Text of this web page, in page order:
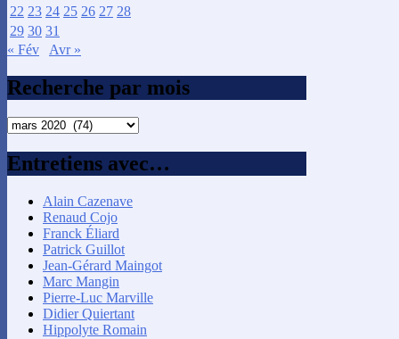
22 23 24 25 26 27 28
29 30 31
« Fév
Avr »
Recherche par mois
Recherche
mois
Entretiens avec…
Alain Cazenave
Renaud Cojo
Franck Éliard
Patrick Guillot
Jean-Gérard Maingot
Marc Mangin
Pierre-Luc Marville
Didier Quiertant
Hippolyte Romain